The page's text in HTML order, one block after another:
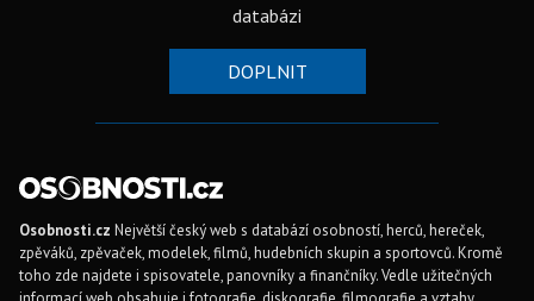
databázi
DOPLNIT
Osobnosti.cz Největší český web s databází osobností, herců, hereček,
zpěváků, zpěvaček, modelek, filmů, hudebních skupin a sportovců. Kromě
toho zde najdete i spisovatele, panovníky a finančníky. Vedle užitečných